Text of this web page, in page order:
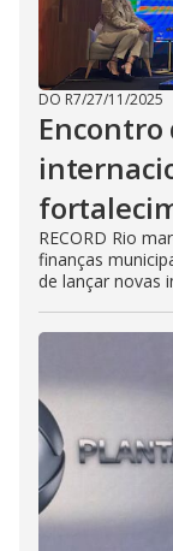
DO R7/27/11/2025
Encontro
RECORD Rio
finanças
de lançar novas